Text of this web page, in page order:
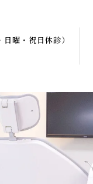
曜・祝日休診）